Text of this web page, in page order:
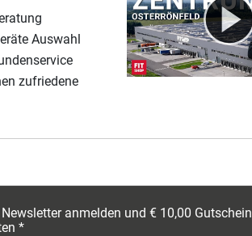
Auswahl
zufriedene
anmelden und € 10,00 Gutschein
*